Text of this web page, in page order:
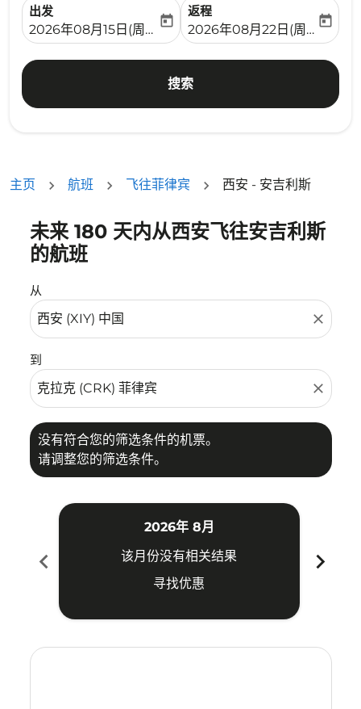
出发
fc-booking-departure-date-aria-label
2026年08月15日(周六)
today
返程
fc-booking-return-date-
2026年08月22日(周六)
today
搜索
主页 航班 飞往菲律宾 西安 - 安吉利斯
未来 180 天内从西安飞往安吉利斯
的航班
从
close
到
close
没有符合您的筛选条件的机票。
请调整您的筛选条件。
没有符合您的筛选条件的机票。请调整您的筛选条件。
chevron_left
2026年 8月
该月份没有相关结果
寻找优惠
chevron_right